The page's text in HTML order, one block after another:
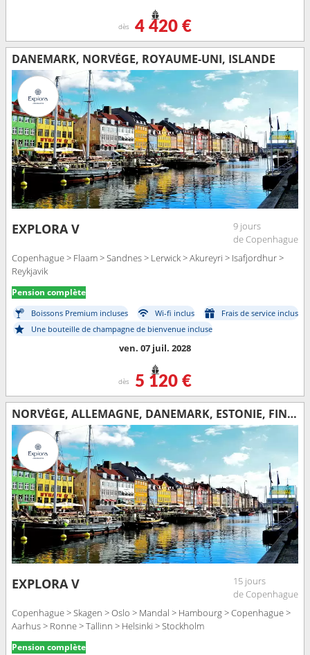
dès 4 420 €
DANEMARK, NORVÈGE, ROYAUME-UNI, ISLANDE
EXPLORA V
9 jours
de Copenhague
Copenhague > Flaam > Sandnes > Lerwick > Akureyri > Isafjordhur >
Reykjavik
Pension complète
Boissons Premium incluses Wi-fi inclus
Frais de service inclus
Une bouteille de champagne de bienvenue incluse
ven. 07 juil. 2028
dès 5 120 €
NORVÈGE, ALLEMAGNE, DANEMARK, ESTONIE, FINLANDE, SUÈDE
EXPLORA V
15 jours
de Copenhague
Copenhague > Skagen > Oslo > Mandal > Hambourg > Copenhague >
Aarhus > Ronne > Tallinn > Helsinki > Stockholm
Pension complète